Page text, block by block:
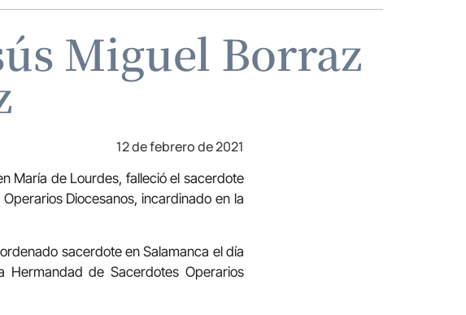
Miguel Borraz
12 de febrero de 2021
María de Lourdes, falleció el sacerdote
Diocesanos, incardinado en la
sacerdote en Salamanca el día
de Sacerdotes Operarios